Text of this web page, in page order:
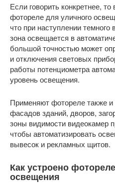
Если говорить конкретнее,
фотореле для уличного
что при наступлении темного
зона освещается в
большой точностью может
и отключения световых
работы потенциометра
уровень освещения.
Применяют фотореле также
фасадов зданий, дворов,
зоны видимости видеокамер
чтобы автоматизировать
вывесок и рекламных щитов.
Как устроено
освещения